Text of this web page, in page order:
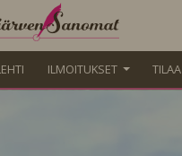
ILMOITUKSET